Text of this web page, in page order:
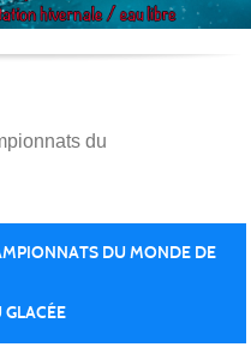
du
DU MONDE DE
GLACÉE